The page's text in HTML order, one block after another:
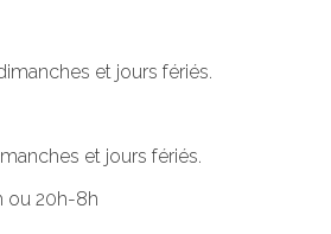
et jours fériés.
et jours fériés.
ou 20h-8h